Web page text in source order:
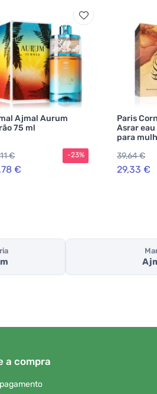
Ajmal Aurum
75 ml
€
€
-23%
Paris
Asrar
para
39,64 €
29,33 €
a compra